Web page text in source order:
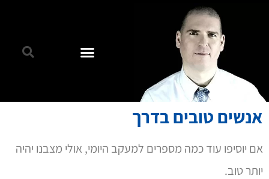
אנשים טובים בדרך
אם יוסיפו עוד כמה מספרים למעקב היומי, אולי מצבנו יהיה
יותר טוב.